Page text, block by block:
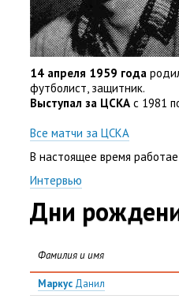
14 апреля 1959 года
футболист, защитник.
Выступал за ЦСКА с 1981
Все матчи за ЦСКА
В настоящее время
Интервью
Дни
Фамилия и имя
Маркус Данил